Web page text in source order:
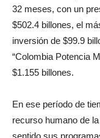
32 meses, con un
$502.4 billones, el
inversión de $99.9
“Colombia Potencia
$1.155 billones.
En ese período de
recurso humano de
sentido sus